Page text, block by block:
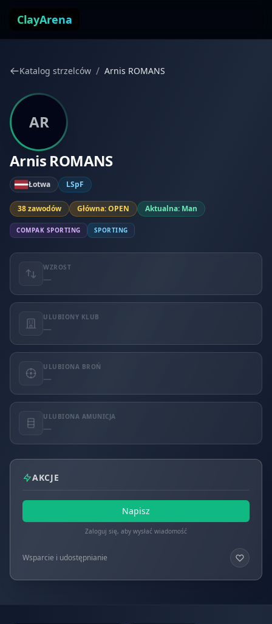
ClayArena
Katalog strzelców / Arnis ROMANS
AR
Arnis ROMANS
Łotwa LSpF
38 zawodów Główna: OPEN Aktualna: Man
COMPAK SPORTING SPORTING
WZROST
—
ULUBIONY KLUB
—
ULUBIONA BROŃ
—
ULUBIONA AMUNICJA
—
AKCJE
Napisz
Zaloguj się, aby wysłać wiadomość
Wsparcie i udostępnianie